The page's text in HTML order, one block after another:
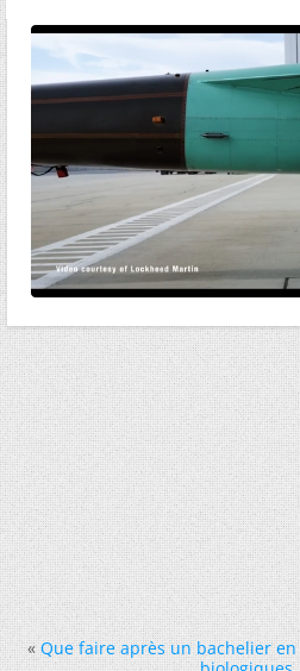
« Que faire après un bachelier en